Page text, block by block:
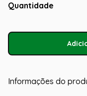
Quantidade
Informações do